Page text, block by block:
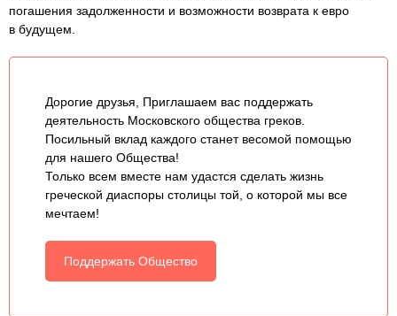
погашения задолженности и возможности возврата к евро
в будущем.
Дорогие друзья, Приглашаем вас поддержать
деятельность Московского общества греков.
Посильный вклад каждого станет весомой помощью
для нашего Общества!
Только всем вместе нам удастся сделать жизнь
греческой диаспоры столицы той, о которой мы все
мечтаем!
Поддержать Общество